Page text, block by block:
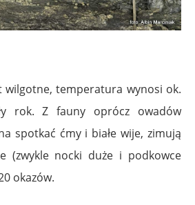
wilgotne, temperatura wynosi ok.
rok. Z fauny oprócz owadów
spotkać ćmy i białe wije, zimują
(zwykle nocki duże i podkowce
okazów.